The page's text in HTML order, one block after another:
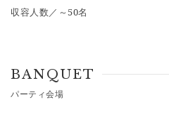
収容人数／～50名
BANQUET
パーティ会場